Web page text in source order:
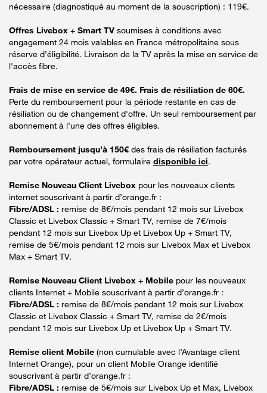
nécessaire (diagnostiqué au moment de la souscription) : 119€.
Offres Livebox + Smart TV soumises à conditions avec
engagement 24 mois valables en France métropolitaine sous
réserve d’éligibilité. Livraison de la TV après la mise en service de
l'accès fibre.
Frais de mise en service de 49€. Frais de résiliation de 60€.
Perte du remboursement pour la période restante en cas de
résiliation ou de changement d'offre. Un seul remboursement par
abonnement à l’une des offres éligibles.
Remboursement jusqu’à 150€ des frais de résiliation facturés
par votre opérateur actuel, formulaire disponible ici.
Remise Nouveau Client Livebox pour les nouveaux clients
internet souscrivant à partir d’orange.fr :
Fibre/ADSL : remise de 8€/mois pendant 12 mois sur Livebox
Classic et Livebox Classic + Smart TV, remise de 7€/mois
pendant 12 mois sur Livebox Up et Livebox Up + Smart TV,
remise de 5€/mois pendant 12 mois sur Livebox Max et Livebox
Max + Smart TV.
Remise Nouveau Client Livebox + Mobile pour les nouveaux
clients Internet + Mobile souscrivant à partir d’orange.fr :
Fibre/ADSL : remise de 8€/mois pendant 12 mois sur Livebox
Classic et Livebox Classic + Smart TV, remise de 2€/mois
pendant 12 mois sur Livebox Up et Livebox Up + Smart TV.
Remise client Mobile (non cumulable avec l’Avantage client
Internet Orange), pour un client Mobile Orange identifié
souscrivant à partir d’orange.fr :
Fibre/ADSL : remise de 5€/mois sur Livebox Up et Max, Livebox